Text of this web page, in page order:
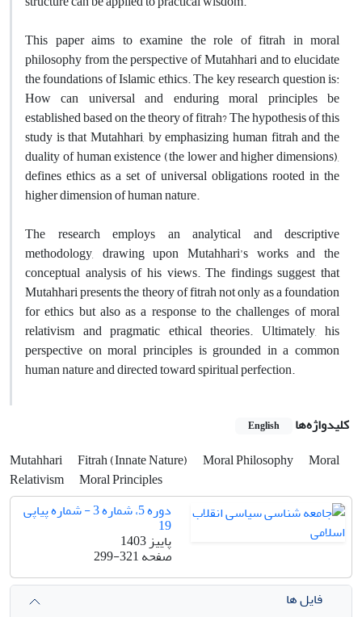
This paper aims to examine the role of fitrah in moral
philosophy from the perspective of Mutahhari and to elucidate
the foundations of Islamic ethics. The key research question is:
How can universal and enduring moral principles be
established based on the theory of fitrah? The hypothesis of this
study is that Mutahhari, by emphasizing human fitrah and the
duality of human existence (the lower and higher dimensions),
defines ethics as a set of universal obligations rooted in the
higher dimension of human nature.
The research employs an analytical and descriptive
methodology, drawing upon Mutahhari’s works and the
conceptual analysis of his views. The findings suggest that
Mutahhari presents the theory of fitrah not only as a foundation
for ethics but also as a response to the challenges of moral
relativism and pragmatic ethical theories. Ultimately, his
perspective on moral principles is grounded in a common
human nature and directed toward spiritual perfection.
کلیدواژه‌ها English
Mutahhari Fitrah (Innate Nature) Moral Philosophy
Moral
Relativism
Moral Principles
دوره 5، شماره 3 - شماره پیاپی
19
پاییز 1403
صفحه299-321
فایل ها